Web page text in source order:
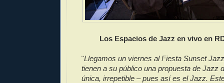
Los Espacios de Jazz en vivo en
¨Llegamos un viernes al Fiesta Sunset
tienen a su público una propuesta de Jazz
única, irrepetible – pues así es el Jazz.